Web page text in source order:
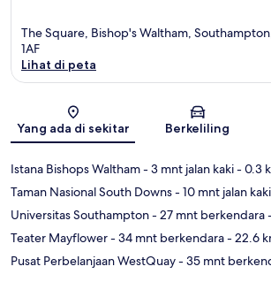
The Square, Bishop's Waltham,
1AF
Lihat di peta
Yang ada di sekitar Berkeliling
Istana Bishops Waltham- 3 mnt jalan kaki- 0.3
Taman Nasional South Downs- 10 mnt jalan kaki
Universitas Southampton- 27 mnt berkendara
Teater Mayflower- 34 mnt berkendara- 22.6
Pusat Perbelanjaan WestQuay- 35 mnt